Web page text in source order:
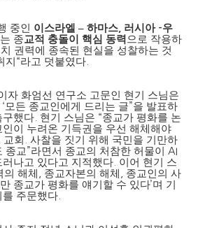
중인 이스라엘–하마스 러시아 -우
종교적 충돌이 핵심 동력 으로 작용하
권력에 종속된 현실을 성찰하는 것
지 “라고 덧붙였다
자 화엄선 연구소 고문인 현기 스님은
‘ 모든 종교인에게 드리는 글”을 발표하
구했다 현기 스님은 “종교가 평화를 논
이 누려온 기득권을 우선 해체해야
교회
사찰을 짓기 위해 국민을 기만하
종교 ”라면서 종교의 처참한 허물이 AI
나고 있다고 지적했다 이어 현기 스
해체 종교자본의 해체
종교인의 사
종교가 평화를 얘기할 수 있다’며 기
를 주문했다